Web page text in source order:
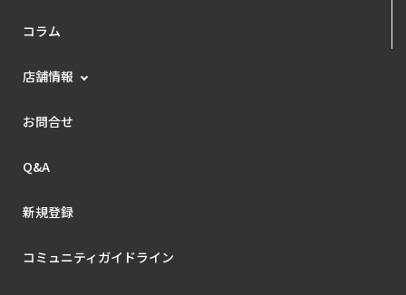
コラム
店舗情報
お問合せ
Q&A
新規登録
コミュニティガイドライン